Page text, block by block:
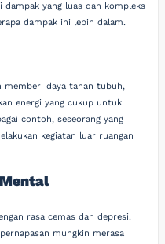
yang luas dan kompleks
dampak ini lebih dalam.
memberi daya tahan tubuh,
energi yang cukup untuk
contoh, seseorang yang
kegiatan luar ruangan
rasa cemas dan depresi.
mungkin merasa